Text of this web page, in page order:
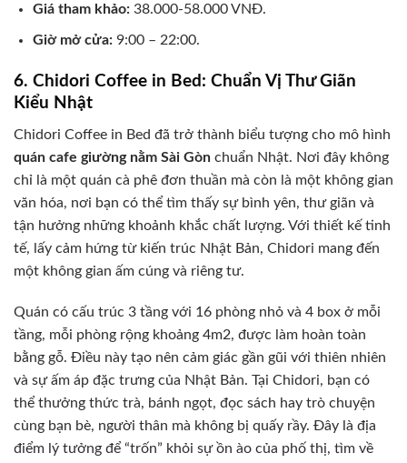
Giá tham khảo:38.000-58.000 VNĐ.
Giờ mở cửa:9:00 – 22:00.
6. Chidori Coffee in Bed: Chuẩn Vị Thư Giãn
Kiểu Nhật
Chidori Coffee in Bed đã trở thành biểu tượng cho mô hình
quán cafe giường nằm Sài Gòn chuẩn Nhật. Nơi đây không
chỉ là một quán cà phê đơn thuần mà còn là một không gian
văn hóa, nơi bạn có thể tìm thấy sự bình yên, thư giãn và
tận hưởng những khoảnh khắc chất lượng. Với thiết kế tinh
tế, lấy cảm hứng từ kiến trúc Nhật Bản, Chidori mang đến
một không gian ấm cúng và riêng tư.
Quán có cấu trúc 3 tầng với 16 phòng nhỏ và 4 box ở mỗi
tầng, mỗi phòng rộng khoảng 4m2, được làm hoàn toàn
bằng gỗ. Điều này tạo nên cảm giác gần gũi với thiên nhiên
và sự ấm áp đặc trưng của Nhật Bản. Tại Chidori, bạn có
thể thưởng thức trà, bánh ngọt, đọc sách hay trò chuyện
cùng bạn bè, người thân mà không bị quấy rầy. Đây là địa
điểm lý tưởng để “trốn” khỏi sự ồn ào của phố thị, tìm về